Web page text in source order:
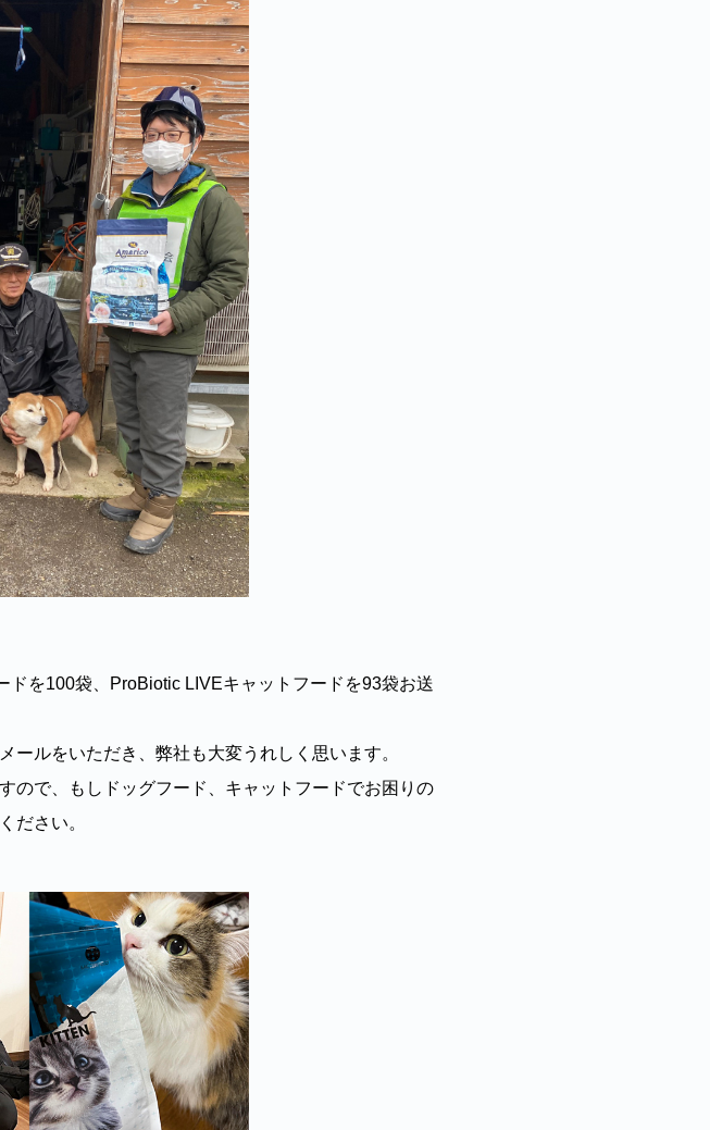
を100袋、ProBiotic LIVEキャットフードを93袋お送
ールをいただき、弊社も大変うれしく思います。
ので、もしドッグフード、キャットフードでお困りの
ださい。